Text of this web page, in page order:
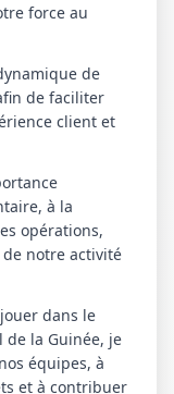
force au
de
de faciliter
client et
à la
opérations,
notre activité
dans le
de la Guinée, je
équipes, à
et à contribuer